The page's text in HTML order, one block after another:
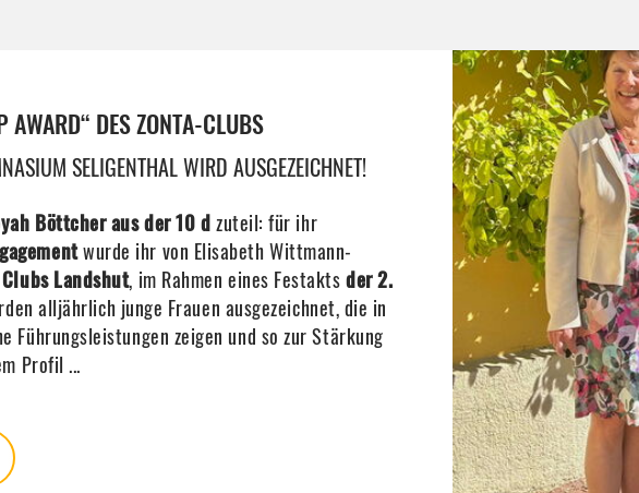
AWARD“ DES ZONTA-CLUBS
SELIGENTHAL WIRD AUSGEZEICHNET!
Böttcher aus der 10 dzuteil: für ihr
wurde ihr von Elisabeth Wittmann-
Landshut, im Rahmen eines Festaktsder 2.
alljährlich junge Frauen ausgezeichnet, die in
Führungsleistungen zeigen und so zur Stärkung
Profil ...